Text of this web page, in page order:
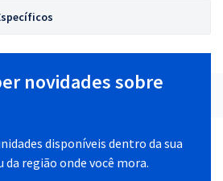
novidades sobre
disponíveis dentro da sua
da região onde você mora.